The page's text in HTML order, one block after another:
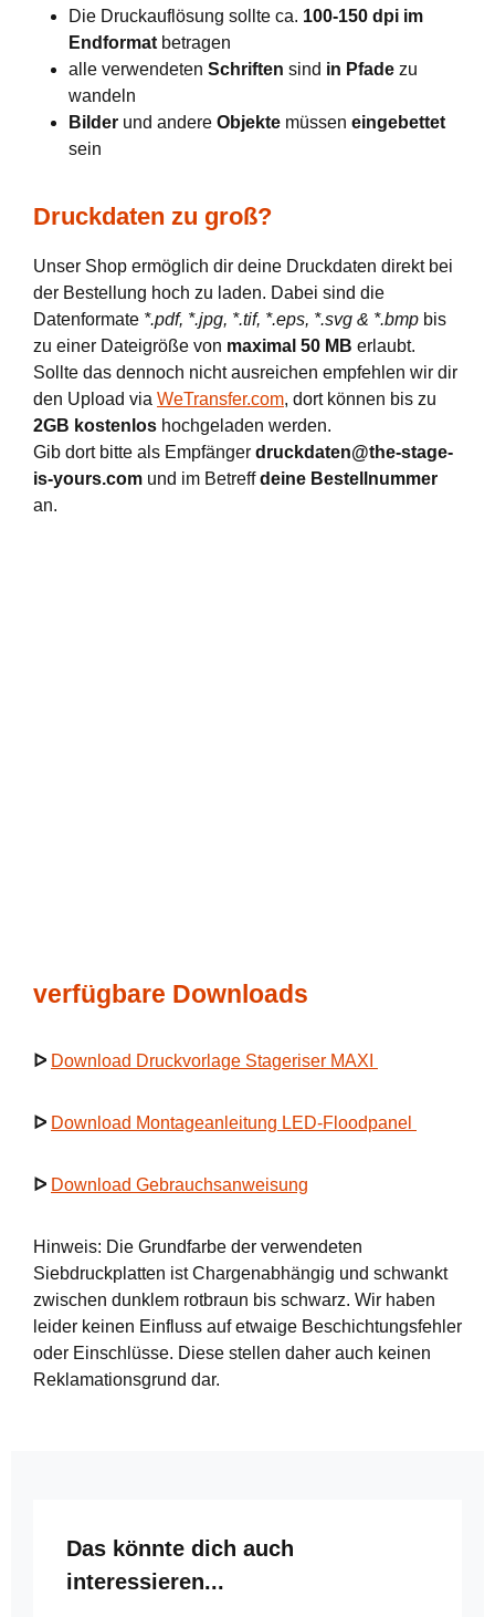
Die Druckauflösung sollte ca. 100-150 dpi im
Endformat betragen
alle verwendeten Schriften sind in Pfade zu
wandeln
Bilder und andere Objekte müssen eingebettet
sein
Druckdaten zu groß?
Unser Shop ermöglich dir deine Druckdaten direkt bei
der Bestellung hoch zu laden. Dabei sind die
Datenformate *.pdf, *.jpg, *.tif, *.eps, *.svg & *.bmp bis
zu einer Dateigröße von maximal 50 MB erlaubt.
Sollte das dennoch nicht ausreichen empfehlen wir dir
den Upload via WeTransfer.com, dort können bis zu
2GB kostenlos hochgeladen werden.
Gib dort bitte als Empfänger druckdaten@the-stage-
is-yours.com und im Betreffdeine Bestellnummer
an.
verfügbare Downloads
ᐅ Download Druckvorlage Stageriser MAXI
ᐅ Download Montageanleitung LED-Floodpanel
ᐅ Download Gebrauchsanweisung
Hinweis: Die Grundfarbe der verwendeten
Siebdruckplatten ist Chargenabhängig und schwankt
zwischen dunklem rotbraun bis schwarz. Wir haben
leider keinen Einfluss auf etwaige Beschichtungsfehler
oder Einschlüsse. Diese stellen daher auch keinen
Reklamationsgrund dar.
Produktgalerie überspringen
Das könnte dich auch
interessieren...